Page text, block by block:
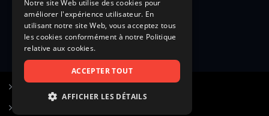
Notre site Web utilise des cookies pour
améliorer l'expérience utilisateur. En
utilisant notre site Web, vous acceptez tous
les cookies conformément à notre Politique
relative aux cookies.
ACCEPTER TOUT
AFFICHER LES DÉTAILS